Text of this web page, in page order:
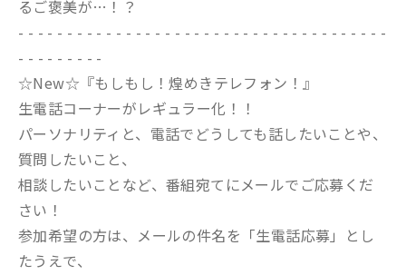
るご褒美が…！？
- - - - - - - - - - - - - - - - - - - - - - - - - - - - - - - - - - - - - -
- - - - - - - - -
☆New☆『もしもし！煌めきテレフォン！』
生電話コーナーがレギュラー化！！
パーソナリティと、電話でどうしても話したいことや、
質問したいこと、
相談したいことなど、番組宛てにメールでご応募くだ
さい！
参加希望の方は、メールの件名を「生電話応募」とし
たうえで、